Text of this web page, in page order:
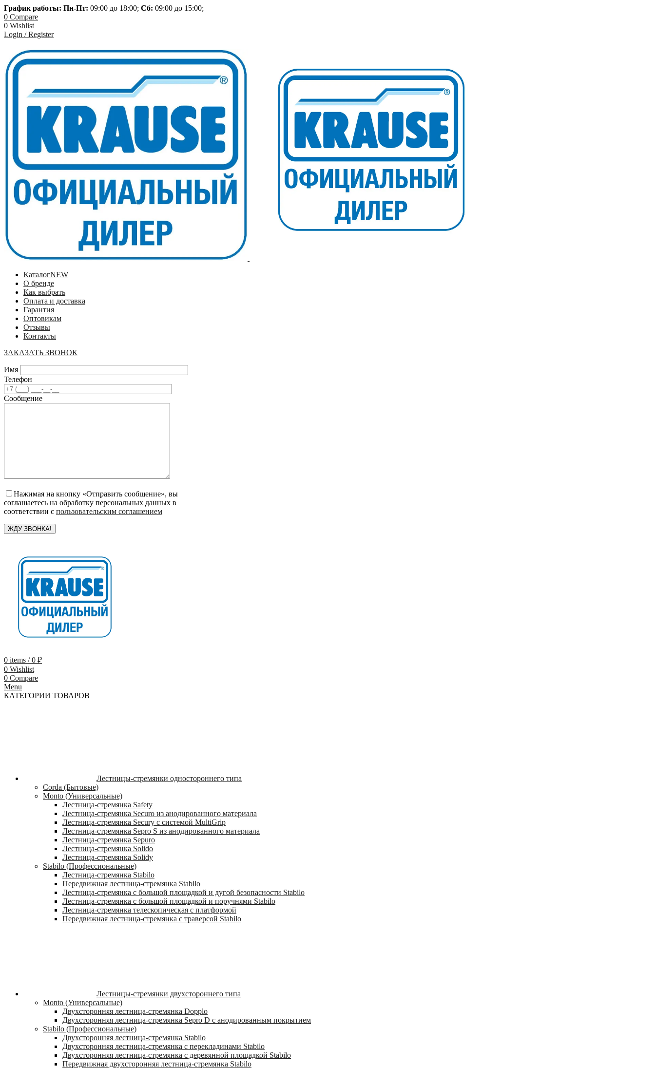
График работы: Пн-Пт: 09:00 до 18:00; Сб: 09:00 до 15:00;
0 Compare
0 Wishlist
Login / Register
КаталогNEW
О бренде
Как выбрать
Оплата и доставка
Гарантия
Оптовикам
Отзывы
Контакты
ЗАКАЗАТЬ ЗВОНОК
Имя
Телефон
Сообщение
Нажимая на кнопку «Отправить сообщение», вы
соглашаетесь на обработку персональных данных в
соответствии с пользовательским соглашением
0 items / 0 ₽
0 Wishlist
0 Compare
Menu
КАТЕГОРИИ ТОВАРОВ
Лестницы-стремянки одностороннего типа
Corda (Бытовые)
Monto (Универсальные)
Лестница-стремянка Safety
Лестница-стремянка Securo из анодированного материала
Лестница-стремянка Secury с системой MultiGrip
Лестница-стремянка Sepro S из анодированного материала
Лестница-стремянка Sepuro
Лестница-стремянка Solido
Лестница-стремянка Solidy
Stabilo (Профессиональные)
Лестница-стремянка Stabilo
Передвижная лестница-стремянка Stabilo
Лестница-стремянка с большой площадкой и дугой безопасности Stabilo
Лестница-стремянка с большой площадкой и поручнями Stabilo
Лестница-стремянка телескопическая с платформой
Передвижная лестница-стремянка с траверсой Stabilo
Лестницы-стремянки двухстороннего типа
Monto (Универсальные)
Двухсторонняя лестница-стремянка Dopplo
Двухсторонняя лестница-стремянка Sepro D с анодированным покрытием
Stabilo (Профессиональные)
Двухсторонняя лестница-стремянка Stabilo
Двухсторонняя лестница-стремянка с перекладинами Stabilo
Двухсторонняя лестница-стремянка с деревянной площадкой Stabilo
Передвижная двухсторонняя лестница-стремянка Stabilo